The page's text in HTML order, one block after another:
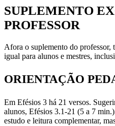
SUPLEMENTO
PROFESSOR
Afora o suplemento do professor,
igual para alunos e mestres,
ORIENTAÇÃO
Em Efésios 3 há 21 versos.
alunos, Efésios 3.1-21 (5 a 7
estudo e leitura complementar,